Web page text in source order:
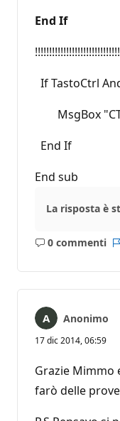
End If
If TastoCtrl
MsgBox
End If
End sub
La risposta è
0 commenti
Nessun
Anonimo
17 dic 2014, 06:59
Grazie Mimmo
farò delle